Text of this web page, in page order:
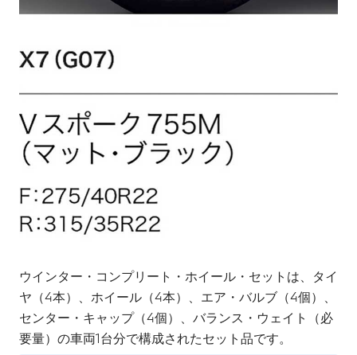
ウインター・コンプリート・ホイール・セットは、タイ
ヤ（4本）、ホイール（4本）、エア・バルブ（4個）、
センター・キャップ（4個）、バランス・ウェイト（必
要量）の車両1台分で構成されたセット品です。